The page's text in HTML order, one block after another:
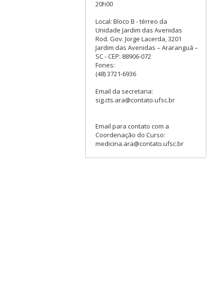
20h00
Local: Bloco B - térreo da
Unidade Jardim das Avenidas
Rod. Gov. Jorge Lacerda, 3201
Jardim das Avenidas – Araranguá –
SC - CEP: 88906-072
Fones:
(48) 3721-6936
Email da secretaria:
sig.cts.ara@contato.ufsc.br
Email para contato com a
Coordenação do Curso:
medicina.ara@contato.ufsc.br